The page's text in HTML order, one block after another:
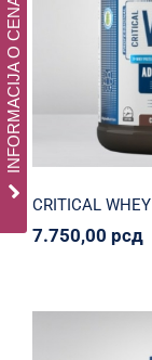
Applied
CRITICAL WHEY
7.750,00 рсд
INFORMACIJA O CENAMA